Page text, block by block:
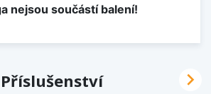
nejsou součástí balení!
Příslušenství 